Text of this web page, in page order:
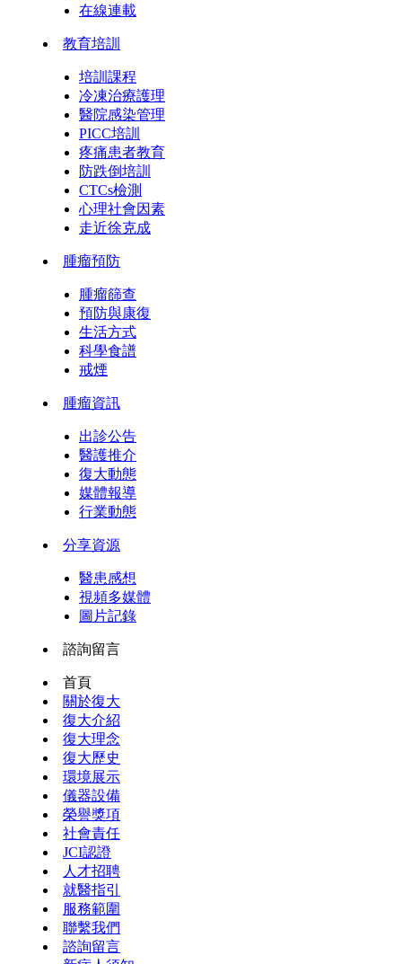
在線連載
教育培訓
培訓課程
冷凍治療護理
醫院感染管理
PICC培訓
疼痛患者教育
防跌倒培訓
CTCs檢測
心理社會因素
走近徐克成
腫瘤預防
腫瘤篩查
預防與康復
生活方式
科學食譜
戒煙
腫瘤資訊
出診公告
醫護推介
復大動態
媒體報導
行業動態
分享資源
醫患感想
視頻多媒體
圖片記錄
諮詢留言
首頁
關於復大
復大介紹
復大理念
復大歷史
環境展示
儀器設備
榮譽獎項
社會責任
JCI認證
人才招聘
就醫指引
服務範圍
聯繫我們
諮詢留言